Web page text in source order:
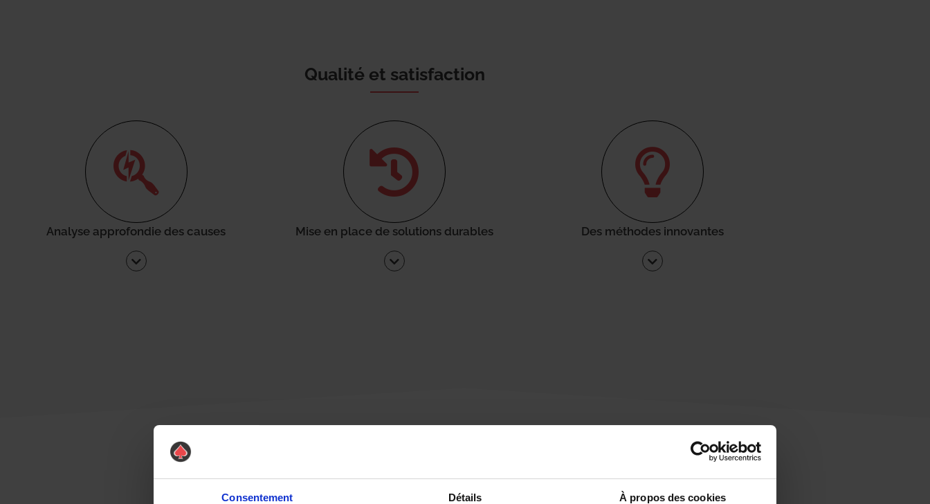
Consentement Détails À propos des cookies
Qualité et satisfaction
Analyse approfondie des causes Mise en place de solutions durables Des méthodes innovantes
Une urgence ?